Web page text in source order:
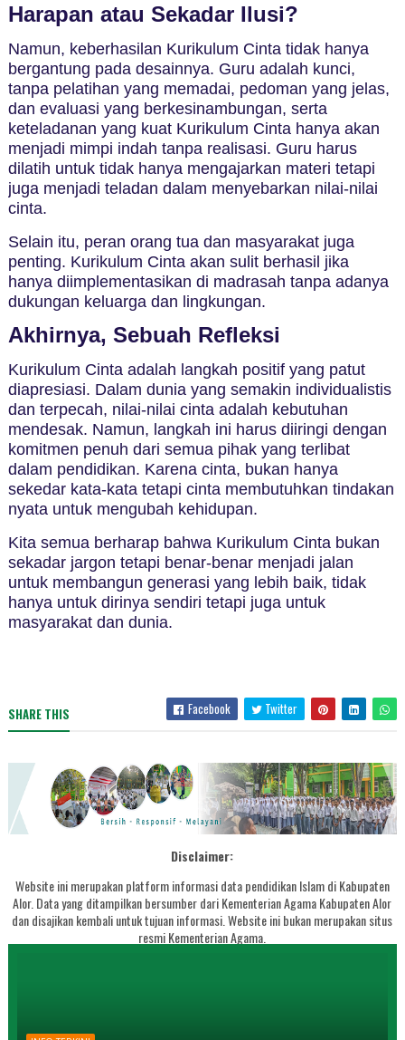
Harapan atau Sekadar Ilusi?
Namun, keberhasilan Kurikulum Cinta tidak hanya
bergantung pada desainnya. Guru adalah kunci,
tanpa pelatihan yang memadai, pedoman yang jelas,
dan evaluasi yang berkesinambungan, serta
keteladanan yang kuat Kurikulum Cinta hanya akan
menjadi mimpi indah tanpa realisasi. Guru harus
dilatih untuk tidak hanya mengajarkan materi tetapi
juga menjadi teladan dalam menyebarkan nilai-nilai
cinta.
Selain itu, peran orang tua dan masyarakat juga
penting. Kurikulum Cinta akan sulit berhasil jika
hanya diimplementasikan di madrasah tanpa adanya
dukungan keluarga dan lingkungan.
Akhirnya, Sebuah Refleksi
Kurikulum Cinta adalah langkah positif yang patut
diapresiasi. Dalam dunia yang semakin individualistis
dan terpecah, nilai-nilai cinta adalah kebutuhan
mendesak. Namun, langkah ini harus diiringi dengan
komitmen penuh dari semua pihak yang terlibat
dalam pendidikan. Karena cinta, bukan hanya
sekedar kata-kata tetapi cinta membutuhkan tindakan
nyata untuk mengubah kehidupan.
Kita semua berharap bahwa Kurikulum Cinta bukan
sekadar jargon tetapi benar-benar menjadi jalan
untuk membangun generasi yang lebih baik, tidak
hanya untuk dirinya sendiri tetapi juga untuk
masyarakat dan dunia.
SHARE THIS Facebook Twitter
Disclaimer:
Website ini merupakan platform informasi data pendidikan Islam di Kabupaten
Alor. Data yang ditampilkan bersumber dari Kementerian Agama Kabupaten Alor
dan disajikan kembali untuk tujuan informasi. Website ini bukan merupakan situs
resmi Kementerian Agama.